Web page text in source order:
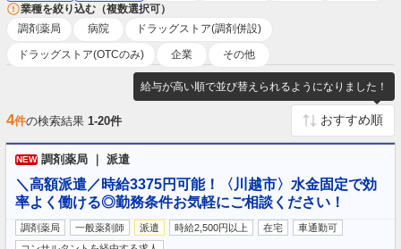
業種を絞り込む（複数選択可）
調剤薬局
病院 ドラッグストア(調剤併設)
ドラッグストア(OTCのみ) 企業 その他
給与が高い順で並び替えられるようになりました！
4件の検索結果 1-20件
NEW 調剤薬局 ｜ 派遣
＼高額派遣／時給3375円可能！〈川越市〉水金固定で効
率よく働ける◎勤務条件お気軽にご相談ください！
調剤薬局 一般薬剤師 派遣 時給2,500円以上 在宅
車通勤可